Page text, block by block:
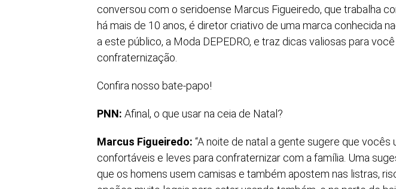
conversou com o seridoense Marcus Figueiredo, que trabalha
há mais de 10 anos, é diretor criativo de uma marca conhecida
a este público, a Moda DEPEDRO, e traz dicas valiosas para
confraternização.
Confira nosso bate-papo!
PNN: Afinal, o que usar na ceia de Natal?
Marcus Figueiredo: “A noite de natal a gente sugere que vocês
confortáveis e leves para confraternizar com a família. Uma
que os homens usem camisas e também apostem nas listras,